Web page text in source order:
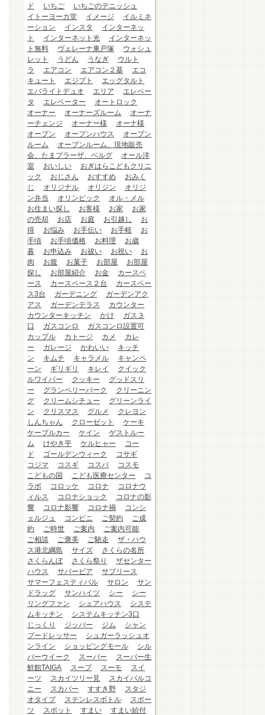
ド
いちご
いちごのデニッシュ
イトーヨーカ堂
イメージ
イルミネ
ーション
インスタ
インターネッ
ト
インターネット光
インターネッ
ト無料
ヴェレーナ東戸塚
ウォシュ
レット
うどん うなぎ
ウルト
ラ
エアコン エアコン２基
エコ
キュート
エジプト
エッグタルト
エバライトデュオ
エリア
エレベー
タ
エレベーター
オートロック
オーナー
オーナーズルーム
オーナ
ーチェンジ
オーナー様
オーナ様
オープン
オープンハウス
オープン
ルーム
オープンルーム、現地販売
会、たまプラーザ、ベルグ
オール洋
室
おいしい
おぎはらこどもクリニ
ック
おじさん おすすめ
おみく
じ
オリジナル オリジン
オリジ
ン弁当
オリンピック
オル・メル
お住まい探し
お客様 お家
お家
の売却
お店 お庭 お引越し
お
得
お悩み お手伝い お手軽
お
手頃
お手頃価格 お料理
お歳
暮
お申込み お祓い お祝い
お
肉
お腹 お菓子 お部屋
お部屋
探し
お部屋紹介 お金
カースペ
ース
カースペース２台
カースペー
ス3台
ガーデニング
ガーデンアク
アス
ガーデンテラス
カウンター
カウンターキッチン
かけ
ガス３
口
ガスコンロ
ガスコンロ設置可
カップル
カトージ カメ
カレ
ー
ガレージ かわいい
キッチ
ン
キムチ キャラメル
キャンペ
ーン
ギリギリ キレイ
クイック
ルワイパー
クッキー
グッドスリ
ー
グランベリーパーク
クリーニン
グ
クリームシチュー
グリーンライ
ン
クリスマス グルメ
クレヨン
しんちゃん
クローゼット
ケーキ
ケーブルカー
ケイン
ゲストルー
ム
けやき平 ケルヒャー
コー
ド
ゴールデンウィーク
コサギ
コジマ
コスギ コスパ
コスモ
こどもの国
こども医療センター
コ
ラボ
コロッケ コロナ
コロナウ
ィルス
コロナショック
コロナの影
響
コロナ影響 コロナ禍
コンシ
ェルジュ
コンビニ ご契約
ご成
約
ご時世 ご案内
ご案内可能
ご相談
ご褒美 ご馳走
ザ・ハウ
ス港北綱島
サイズ
さくらの名所
さくらんぼ
さくら祭り
ザセンター
ハウス
サバービア
サブリース
サマーフェスティバル
サロン
サン
ドラッグ
サンハイツ シー
シー
リングファン
シェアハウス
システ
ムキッチン
システムキッチン3口
じっくり
ジッパー ジム
シャン
プードレッサー
シュガーラッシュオ
ンライン
ショッピングモール
シル
バーウイーク
スーパー
スーパー生
鮮館TAIGA
スープ スーモ
スイ
ーツ
スカイツリー見
スカイバルコ
ニー
スカパー すすき野
スタジ
オタイプ
ステンレスボトル
スポー
ツ
スポット すまい
すまい給付